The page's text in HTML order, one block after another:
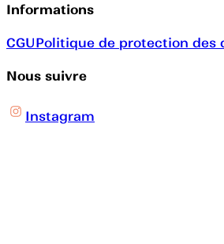
Informations
CGUPolitique de protection des
Nous suivre
Instagram